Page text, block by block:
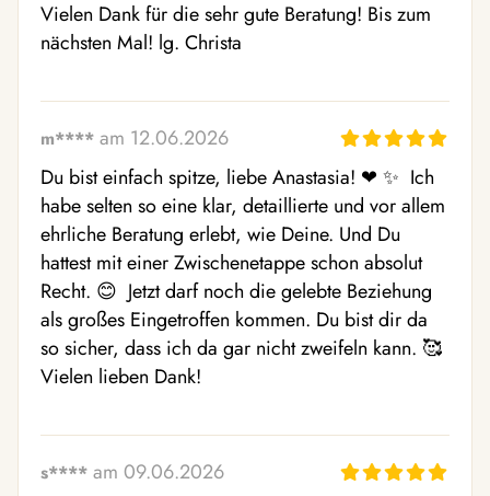
Vielen Dank für die sehr gute Beratung! Bis zum
nächsten Mal! lg. Christa
m**** am 12.06.2026
Du bist einfach spitze, liebe Anastasia! ❤ ️✨ ️ Ich
habe selten so eine klar, detaillierte und vor allem
ehrliche Beratung erlebt, wie Deine. Und Du
hattest mit einer Zwischenetappe schon absolut
Recht. 😊  Jetzt darf noch die gelebte Beziehung
als großes Eingetroffen kommen. Du bist dir da
so sicher, dass ich da gar nicht zweifeln kann. 🥰
Vielen lieben Dank!
s**** am 09.06.2026